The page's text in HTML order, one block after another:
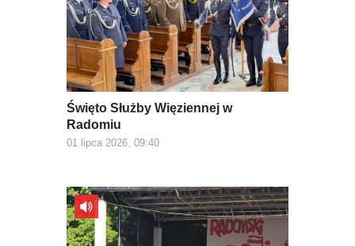
Święto Służby Więziennej w
Radomiu
01 lipca 2026, 09:40